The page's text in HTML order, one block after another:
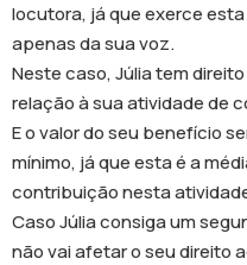
locutora, já que exerce
apenas da sua voz.
Neste caso, Júlia tem
relação à sua atividade de
E o valor do seu benefício
mínimo, já que esta é a
contribuição nesta
Caso Júlia consiga um
não vai afetar o seu direito